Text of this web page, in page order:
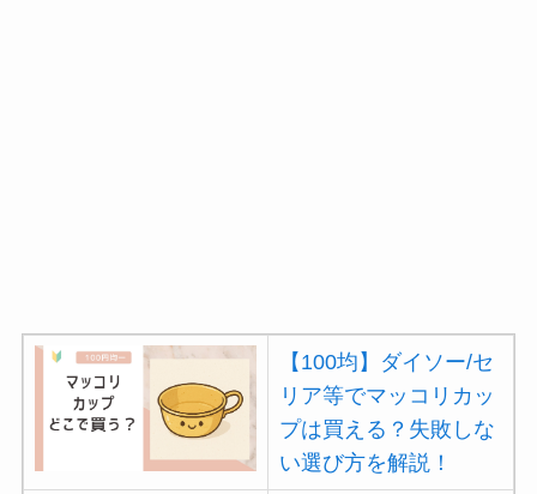
【100均】ダイソー/セ
リア等でマッコリカッ
プは買える？失敗しな
い選び方を解説！